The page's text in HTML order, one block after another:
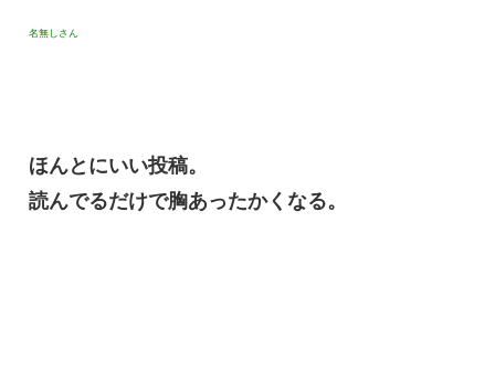
名無しさん
ほんとにいい投稿。
読んでるだけで胸あったかくなる。